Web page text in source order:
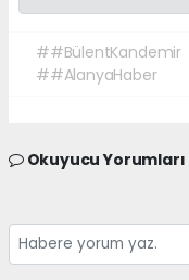
##BülentKandemir
##AlanyaHaber
Okuyucu Yorumları